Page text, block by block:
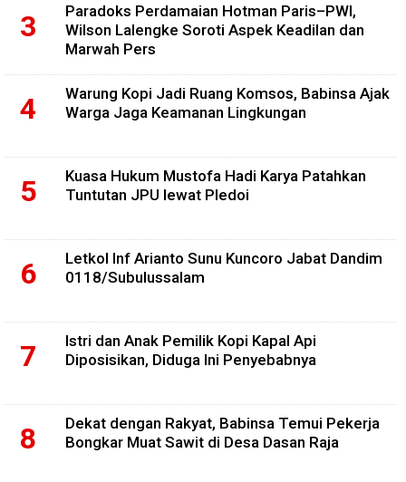
Paradoks Perdamaian Hotman Paris–PWI,
Wilson Lalengke Soroti Aspek Keadilan dan
Marwah Pers
Warung Kopi Jadi Ruang Komsos, Babinsa Ajak
Warga Jaga Keamanan Lingkungan
Kuasa Hukum Mustofa Hadi Karya Patahkan
Tuntutan JPU lewat Pledoi
Letkol Inf Arianto Sunu Kuncoro Jabat Dandim
0118/Subulussalam
Istri dan Anak Pemilik Kopi Kapal Api
Diposisikan, Diduga Ini Penyebabnya
Dekat dengan Rakyat, Babinsa Temui Pekerja
Bongkar Muat Sawit di Desa Dasan Raja